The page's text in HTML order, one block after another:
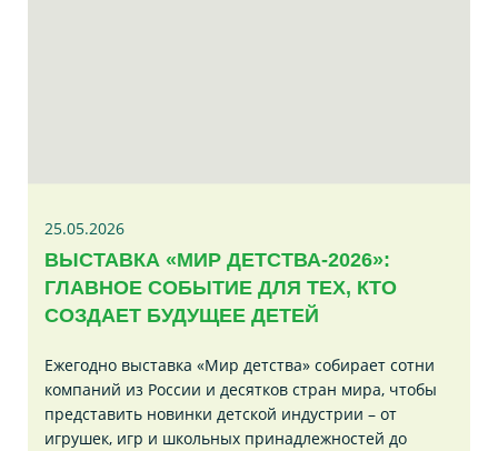
25.05.2026
ВЫСТАВКА «МИР ДЕТСТВА-2026»:
ГЛАВНОЕ СОБЫТИЕ ДЛЯ ТЕХ, КТО
СОЗДАЕТ БУДУЩЕЕ ДЕТЕЙ
Ежегодно выставка «Мир детства» собирает сотни
компаний из России и десятков стран мира, чтобы
представить новинки детской индустрии – от
игрушек, игр и школьных принадлежностей до